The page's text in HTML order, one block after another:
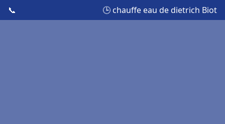
📞 🕒 chauffe eau de dietrich Biot